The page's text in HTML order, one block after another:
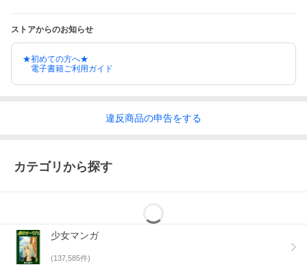
ストアからのお知らせ
★初めての方へ★
電子書籍ご利用ガイド
違反商品の申告をする
カテゴリから探す
少女マンガ
(137,585件)